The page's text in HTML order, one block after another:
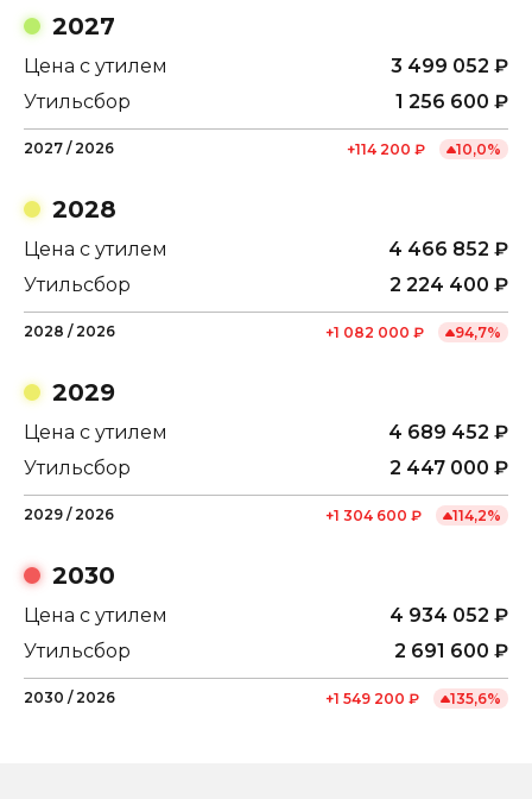
2027
Цена с утилем 3 499 052 ₽
Утильсбор
1 256 600 ₽
2027 / 2026 +114 200 ₽ 10,0%
2028
Цена с утилем 4 466 852 ₽
Утильсбор
2 224 400 ₽
2028 / 2026 +1 082 000 ₽ 94,7%
2029
Цена с утилем 4 689 452 ₽
Утильсбор
2 447 000 ₽
2029 / 2026 +1 304 600 ₽ 114,2%
2030
Цена с утилем 4 934 052 ₽
Утильсбор
2 691 600 ₽
2030 / 2026 +1 549 200 ₽ 135,6%